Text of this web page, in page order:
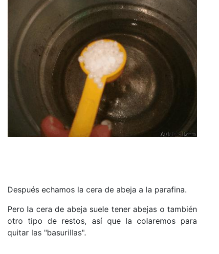
Después echamos la cera de abeja a la parafina.
Pero la cera de abeja suele tener abejas o también
otro tipo de restos, así que la colaremos para
quitar las "basurillas".